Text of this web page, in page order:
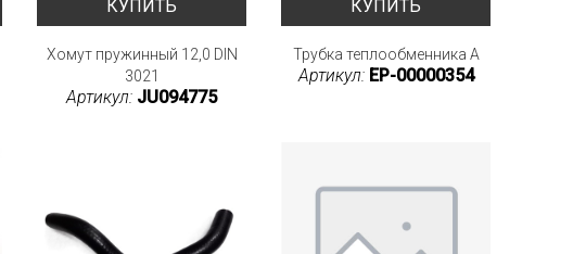
КУПИТЬ
Хомут пружинный 12,0 DIN
3021
Артикул: JU094775
КУПИТЬ
Трубка теплообменника A
Артикул: EP-00000354